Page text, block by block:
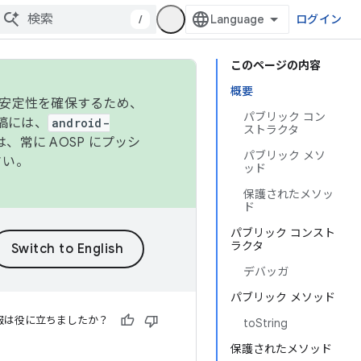
/ ログイン
このページの内容
概要
パブリック コン
ストラクタ
パブリック メソ
ッド
保護されたメソッ
ド
パブリック コンスト
ラクタ
デバッガ
パブリック メソッド
toString
保護されたメソッド
性を確保するため、
は、
android-
常に AOSP にプッシ
。
は役に立ちましたか？